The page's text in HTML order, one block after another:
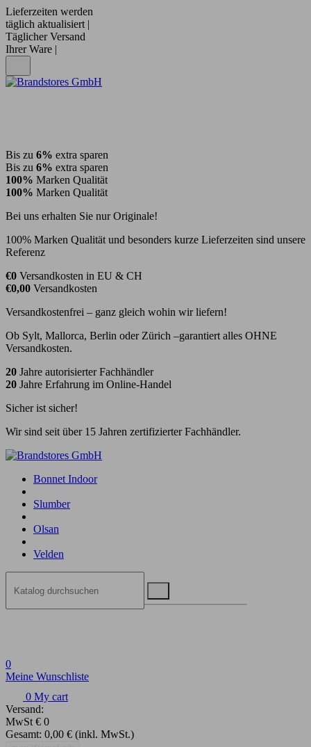
Lieferzeiten werden
täglich aktualisiert |
Täglicher Versand
Ihrer Ware |
Bis zu 6% extra sparen
Bis zu 6% extra sparen
100% Marken Qualität
100% Marken Qualität
Bei uns erhalten Sie nur Originale!
100% Marken Qualität und besonders kurze Lieferzeiten sind unsere
Referenz
€0 Versandkosten in EU & CH
€0,00 Versandkosten
Versandkostenfrei – ganz gleich wohin wir liefern!
Ob Sylt, Mallorca, Berlin oder Zürich –garantiert alles OHNE
Versandkosten.
20 Jahre autorisierter Fachhändler
20 Jahre Erfahrung im Online-Handel
Sicher ist sicher!
Wir sind seit über 15 Jahren zertifizierter Fachhändler.
Bonnet Indoor
Slumber
Olsan
Velden
0
Meine Wunschliste
0 My cart
Versand:
MwSt € 0
Gesamt: 0,00 € (inkl. MwSt.)